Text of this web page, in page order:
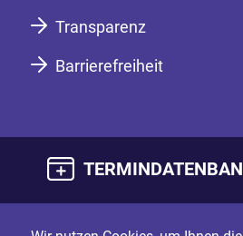
Transparenz
Barrierefreiheit